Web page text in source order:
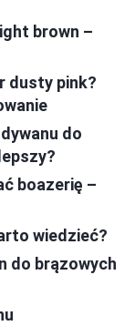
brown –
dusty pink?
do
boazerię –
wiedzieć?
do brązowych